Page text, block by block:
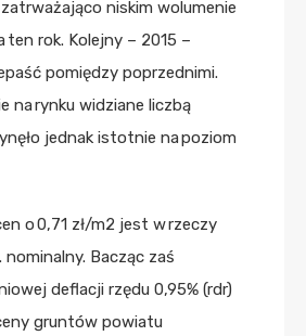
niskim wolumenie
ten rok. Kolejny – 2015 –
pomiędzy poprzednimi.
na rynku widziane liczbą
jednak istotnie na poziom
o 0,71 zł/m2 jest w rzeczy
Bacząc zaś
deflacji rzędu 0,95% (rdr)
gruntów powiatu